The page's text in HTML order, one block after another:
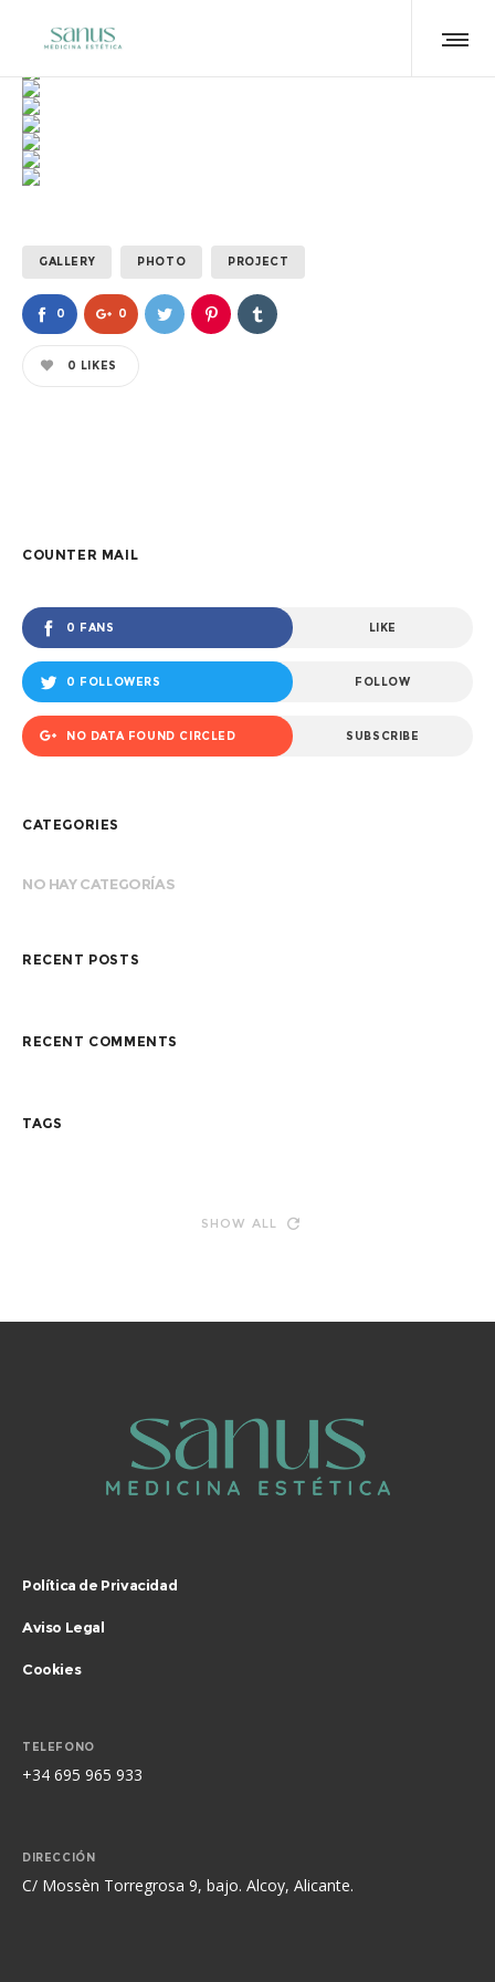
GALLERY PHOTO PROJECT
0 0
0 LIKES
COUNTER MAIL
0 FANS LIKE
0 FOLLOWERS FOLLOW
NO DATA FOUND CIRCLED SUBSCRIBE
CATEGORIES
NO HAY CATEGORÍAS
RECENT POSTS
RECENT COMMENTS
TAGS
SHOW ALL
Política de Privacidad
Aviso Legal
Cookies
TELEFONO
+34 695 965 933
DIRECCIÓN
C/ Mossèn Torregrosa 9, bajo. Alcoy, Alicante.